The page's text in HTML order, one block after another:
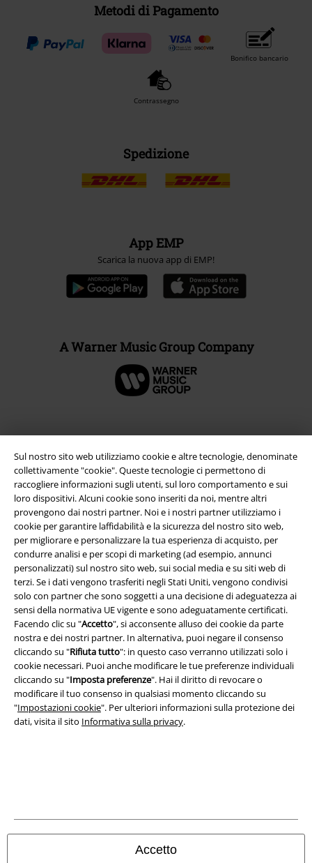
Sul nostro sito web utilizziamo cookie e altre tecnologie, denominate
collettivamente "cookie". Queste tecnologie ci permettono di
raccogliere informazioni sugli utenti, sul loro comportamento e sui
loro dispositivi. Alcuni cookie sono inseriti da noi, mentre altri
provengono dai nostri partner. Noi e i nostri partner utilizziamo i
cookie per garantire laffidabilità e la sicurezza del nostro sito web,
per migliorare e personalizzare la tua esperienza di acquisto, per
condurre analisi e per scopi di marketing (ad esempio, annunci
personalizzati) sul nostro sito web, sui social media e su siti web di
terzi. Se i dati vengono trasferiti negli Stati Uniti, vengono condivisi
solo con partner che sono soggetti a una decisione di adeguatezza ai
sensi della normativa UE vigente e sono adeguatamente certificati.
Facendo clic su "Accetto", si acconsente alluso dei cookie da parte
nostra e dei nostri partner. In alternativa, puoi negare il consenso
cliccando su "Rifiuta tutto": in questo caso verranno utilizzati solo i
cookie necessari. Puoi anche modificare le tue preferenze individuali
cliccando su "Imposta preferenze". Hai il diritto di revocare o
modificare il tuo consenso in qualsiasi momento cliccando su
"Impostazioni cookie". Per ulteriori informazioni sulla protezione dei
dati, visita il sito Informativa sulla privacy.
Accetto
Metodi di Pagamento
Bonifico bancario
Contrassegno
Spedizione
App EMP
Scarica la nuova app di EMP!
A Warner Music Group Company
Info legali
Termini & Condizioni
Redazione
Legge sulla Privacy
Smaltimento rifiuti e protezione dell’ambiente
Dichiarazione di Conformità